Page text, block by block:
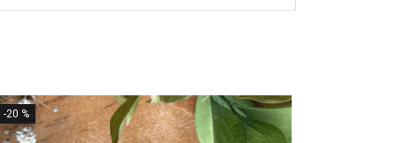
-20 %